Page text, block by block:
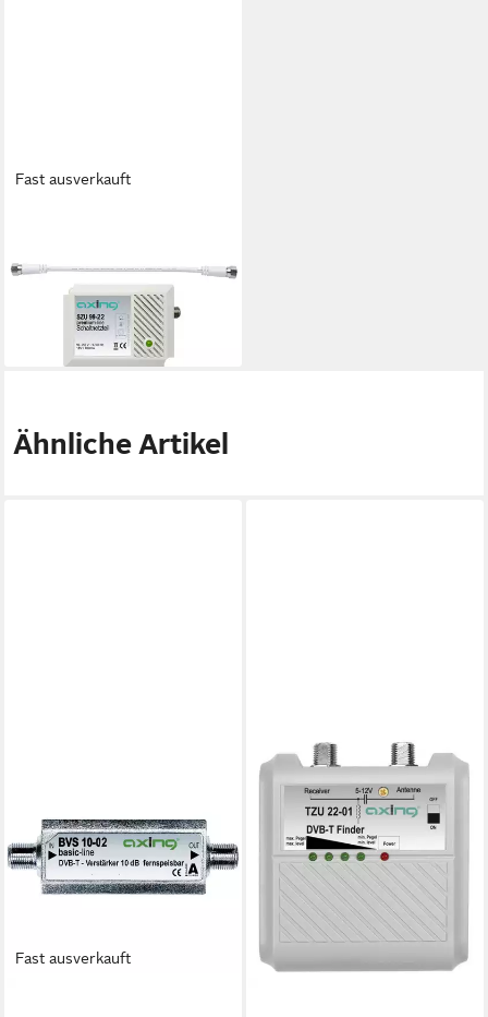
Fast ausverkauft
SZU09909N Multischalter
Netzteil
lieferbar - in 2-3 Werktagen bei dir
Ähnliche Artikel
Fast ausverkauft